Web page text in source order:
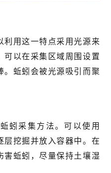
利用这一特点采用光源来
可以在采集区域周围设置
。蚯蚓会被光源吸引而聚
蚓采集方法。可以使用
层挖掘并放入容器中。在
害蚯蚓，尽量保持土壤湿